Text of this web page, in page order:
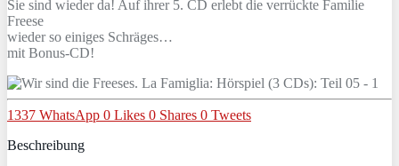
Sie sind wieder da! Auf ihrer 5. CD erlebt die verrückte Familie
Freese
wieder so einiges Schräges…
mit Bonus-CD!
1337 WhatsApp 0 Likes 0 Shares 0 Tweets
Beschreibung